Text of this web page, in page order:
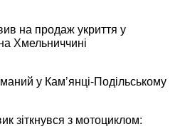
на продаж укриття у
Хмельниччині
у Кам’янці-Подільському
зіткнувся з мотоциклом: